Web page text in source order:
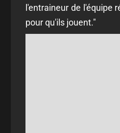
l'entraineur de l'équipe
pour qu'ils jouent."